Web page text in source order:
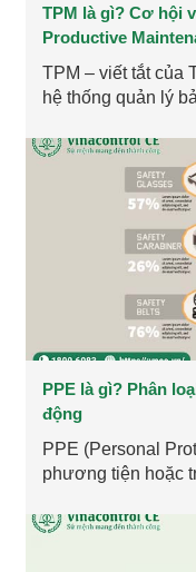
TPM là gì? Cơ hội
Productive
TPM – viết tắt của
hệ thống quản lý
PPE là gì? Phân
động
PPE (Personal
phương tiện hoặc